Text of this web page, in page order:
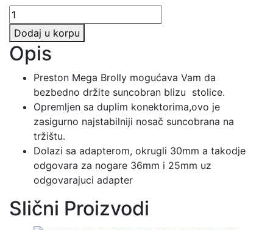
Dodaj u korpu
Opis
Preston Mega Brolly mogućava Vam da
bezbedno držite suncobran blizu stolice.
Opremljen sa duplim konektorima,ovo je
zasigurno najstabilniji nosač suncobrana na
tržištu.
Dolazi sa adapterom, okrugli 30mm a takodje
odgovara za nogare 36mm i 25mm uz
odgovarajuci adapter
Slični Proizvodi